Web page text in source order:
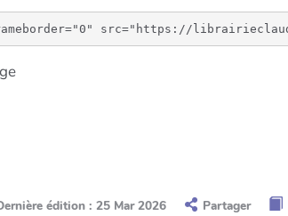
édition : 25 Mar 2026 Partager